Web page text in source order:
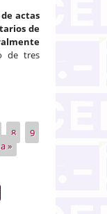
actas
de
de tres
no
8
9
»